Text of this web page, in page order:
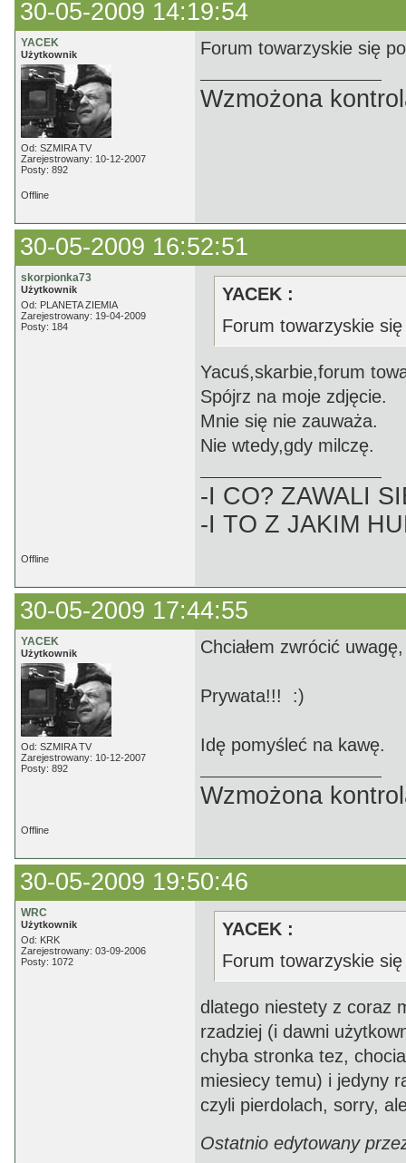
30-05-2009 14:19:54
YACEK
Użytkownik
Od: SZMIRA TV
Zarejestrowany: 10-12-2007
Posty: 892
Forum towarzyskie się
Wzmożona
Offline
30-05-2009 16:52:51
skorpionka73
Użytkownik
Od: PLANETA ZIEMIA
Zarejestrowany: 19-04-2009
Posty: 184
YACEK :
Forum towarzyskie się
Yacuś,skarbie,forum
Spójrz na moje zdjęcie.
Mnie się nie zauważa.
Nie wtedy,gdy milczę.
-I CO? ZAWALI
-I TO Z JAKIM
Offline
30-05-2009 17:44:55
YACEK
Użytkownik
Od: SZMIRA TV
Zarejestrowany: 10-12-2007
Posty: 892
Chciałem zwrócić
Prywata!!! :)
Idę pomyśleć na kawę.
Wzmożona
Offline
30-05-2009 19:50:46
WRC
Użytkownik
Od: KRK
Zarejestrowany: 03-09-2006
Posty: 1072
YACEK :
Forum towarzyskie się
dlatego niestety z coraz
rzadziej (i dawni
chyba stronka tez,
miesiecy temu) i jedyny
czyli pierdolach, sorry,
Ostatnio edytowany